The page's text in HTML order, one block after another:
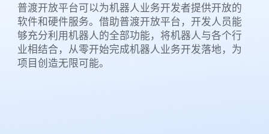
普渡开放平台可以为机器人业务开发者提供开放的
软件和硬件服务。借助普渡开放平台，开发人员能
够充分利用机器人的全部功能，将机器人与各个行
业相结合，从零开始完成机器人业务开发落地，为
项目创造无限可能。